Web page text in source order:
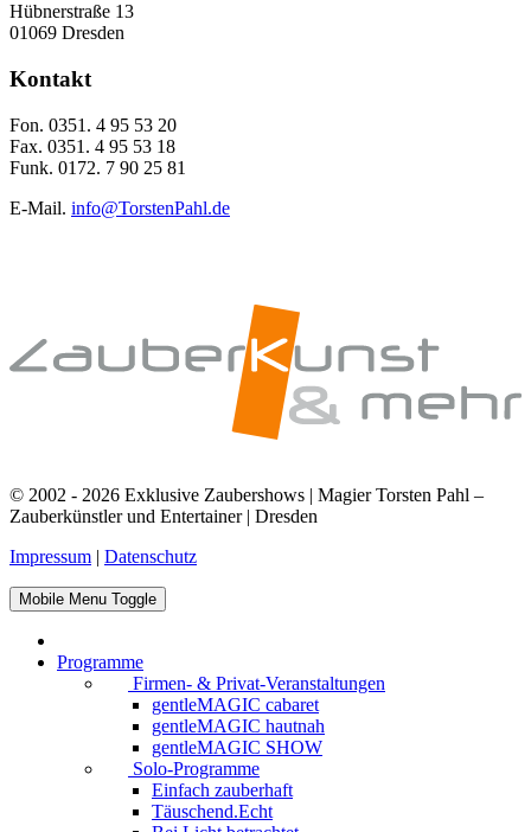
Hübnerstraße 13
01069 Dresden
Kontakt
Fon. 0351. 4 95 53 20
Fax. 0351. 4 95 53 18
Funk. 0172. 7 90 25 81
E-Mail. info@TorstenPahl.de
© 2002 - 2026 Exklusive Zaubershows | Magier Torsten Pahl –
Zauberkünstler und Entertainer | Dresden
Impressum | Datenschutz
Mobile Menu Toggle
Programme
Firmen- & Privat-Veranstaltungen
gentleMAGIC cabaret
gentleMAGIC hautnah
gentleMAGIC SHOW
Solo-Programme
Einfach zauberhaft
Täuschend.Echt